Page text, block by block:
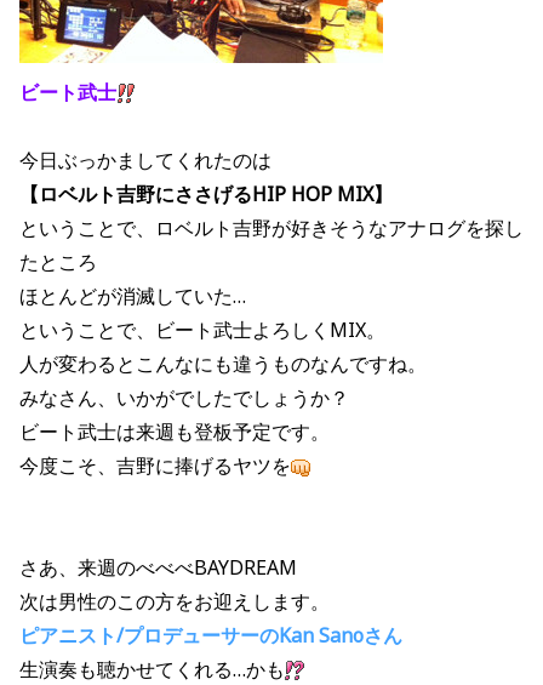
ビート武士
今日ぶっかましてくれたのは
【ロベルト吉野にささげるHIP HOP MIX】
ということで、ロベルト吉野が好きそうなアナログを探し
たところ
ほとんどが消滅していた…
ということで、ビート武士よろしくMIX。
人が変わるとこんなにも違うものなんですね。
みなさん、いかがでしたでしょうか？
ビート武士は来週も登板予定です。
今度こそ、吉野に捧げるヤツを
さあ、来週のべべべBAYDREAM
次は男性のこの方をお迎えします。
ピアニスト/プロデューサーのKan Sanoさん
生演奏も聴かせてくれる…かも